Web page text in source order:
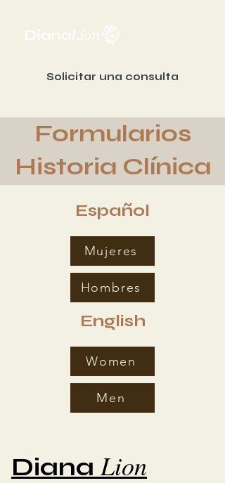
Solicitar una consulta
Formularios
Historia Clínica
Español
Mujeres
Hombres
English
Women
Men
DianaLion